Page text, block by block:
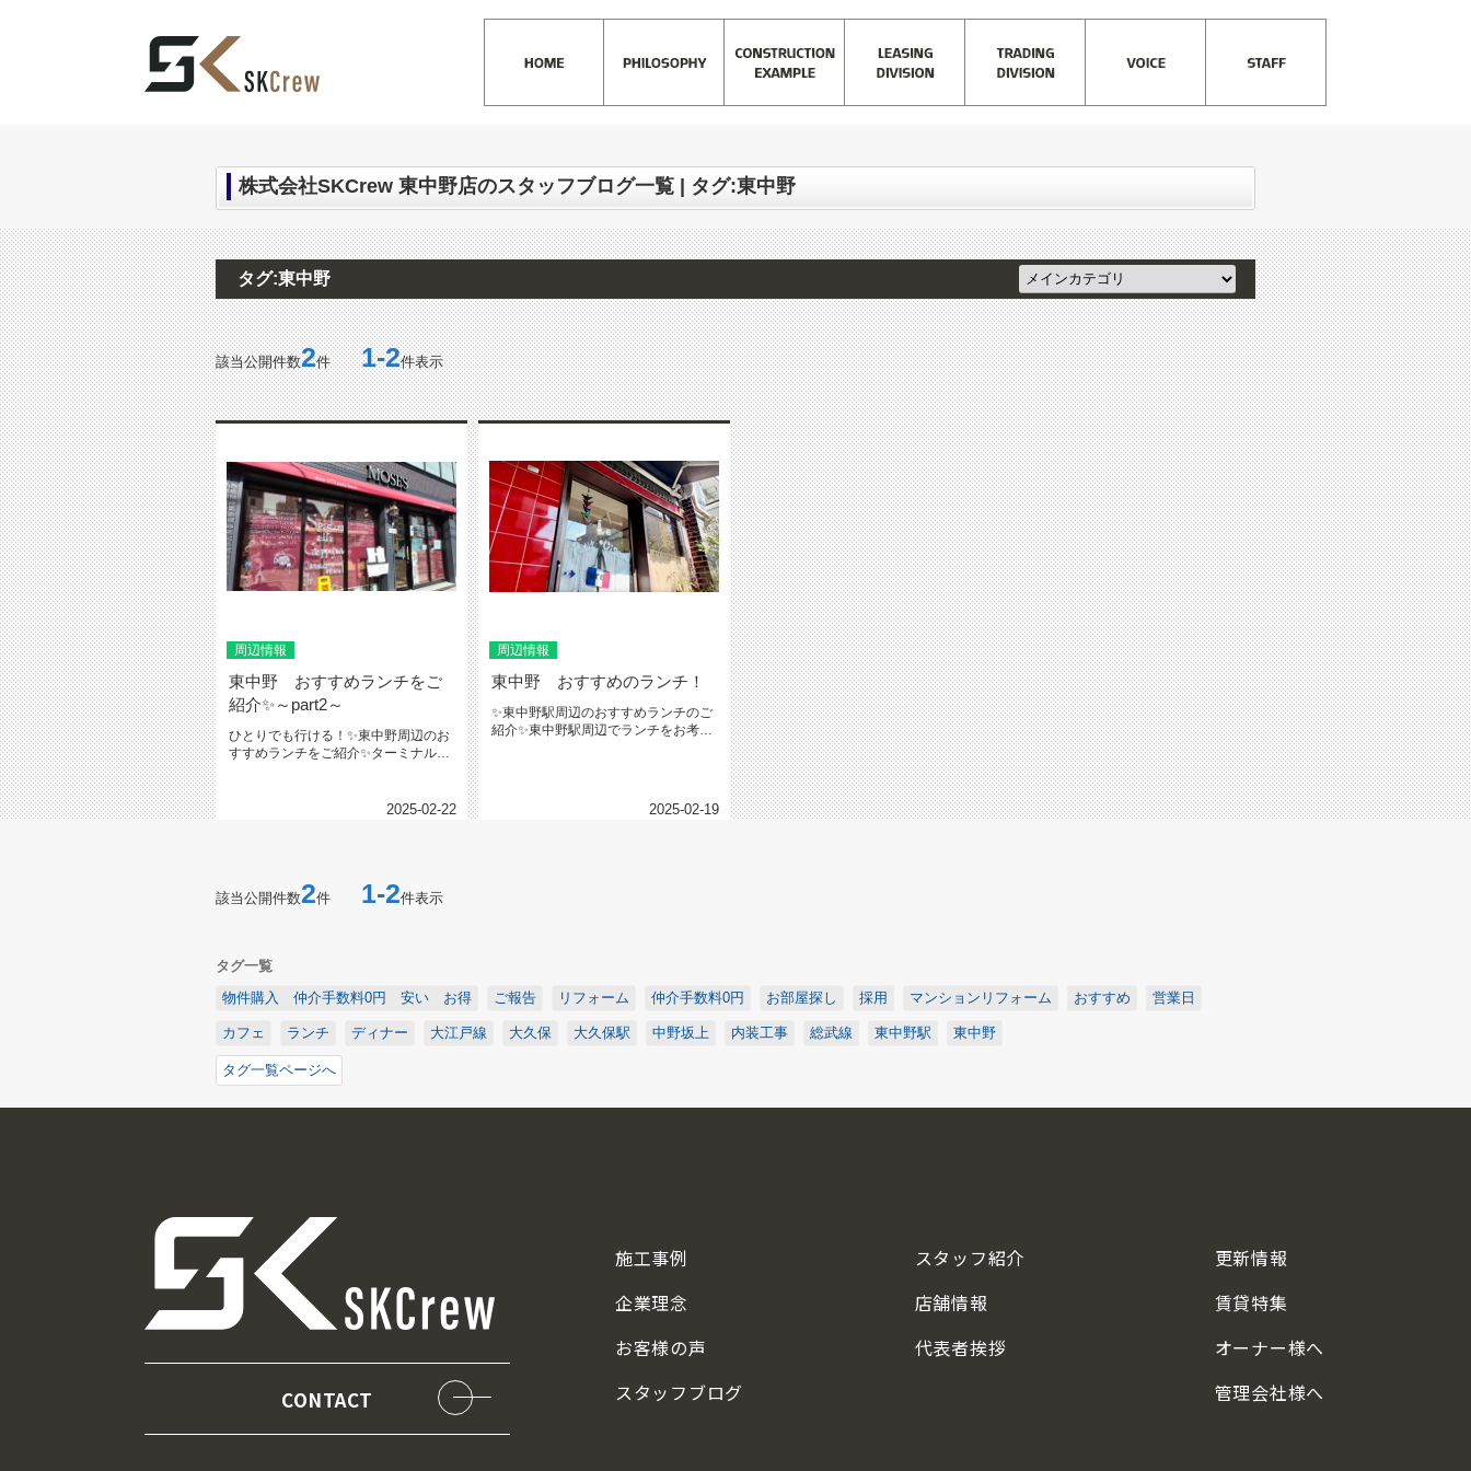
中野区の不動産｜SKCrew(エスケークルー) > 株式会社SKCrew 東中野店のスタッフブログ一覧 | タグ:東中野
株式会社SKCrew 東中野店のスタッフブログ一覧 | タグ:東中野
タグ:東中野
該当公開件数2件1-2件表示
周辺情報
東中野 おすすめランチをご
紹介✨～part2～
ひとりでも行ける！✨東中野周辺のお
すすめランチをご紹介✨ターミナル駅
2025-02-22
周辺情報
東中野 おすすめのランチ！
✨東中野駅周辺のおすすめランチのご
紹介✨東中野駅周辺でランチをお考え
2025-02-19
該当公開件数2件 1-2件表示
タグ一覧
物件購入 仲介手数料0円 安い お得
ご報告 リフォーム 仲介手数料0円 お部屋探し 採用 マンションリフォーム おすすめ 営業日
カフェ ランチ ディナー 大江戸線 大久保 大久保駅 中野坂上 内装工事 総武線 東中野駅 東中野
タグ一覧ページへ
CONTACT
施工事例
企業理念
お客様の声
スタッフブログ
スタッフ紹介
店舗情報
代表者挨拶
更新情報
賃貸特集
オーナー様へ
管理会社様へ